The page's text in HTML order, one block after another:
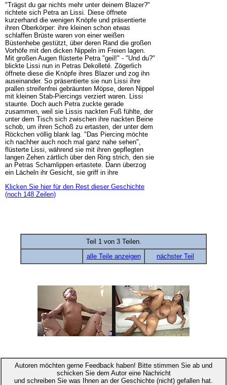
"Trägst du gar nichts mehr unter deinem Blazer?"
richtete sich Petra an Lissi. Diese öffnete
kurzerhand die wenigen Knöpfe und präsentierte
ihren Oberkörper: ihre kleinen schon etwas
schlaffen Brüste waren von einer weißen
Büstenhebe gestützt, über deren Rand die großen
Vorhöfe mit den dicken Nippeln im Freien lagen.
Mit großen Augen flüsterte Petra "geil!" - "Und du?"
blickte Lissi nun in Petras Dekolleté. Zögerlich
öffnete diese die Knöpfe ihres Blazer und zog ihn
auseinander. So präsentierte sie nun Lissi ihre
prallen streifenfrei gebräunten Möpse, deren Nippel
mit kleinen Stab-Piercings verziert waren. Lissi
staunte. Doch auch Petra zuckte gerade
zusammen, weil sie Lissis nackten Fuß fühlte, der
unter dem Tisch sich zwischen ihre nackten Beine
schob, um ihren Schoß zu ertasten, der unter dem
Röckchen völlig blank lag. "Das Piercing möchte
ich nachher auch noch mal ganz nahe sehen",
flüsterte Lissi, während sie mit ihren gepflegten
langen Zehen zärtlich über den Ring strich, den sie
an Petras Schamlippen ertastete. Dann überzog
ein Lächeln ihr Gesicht, sie griff in ihre
Klicken Sie hier für den Rest dieser Geschichte
(noch 148 Zeilen)
Teil 1 von 3 Teilen.
alle Teile anzeigen
nächster Teil
Autoren möchten gerne Feedback haben! Bitte stimmen Sie ab und
schicken Sie dem Autor eine Nachricht
und schreiben Sie was Ihnen an der Geschichte (nicht) gefallen hat.